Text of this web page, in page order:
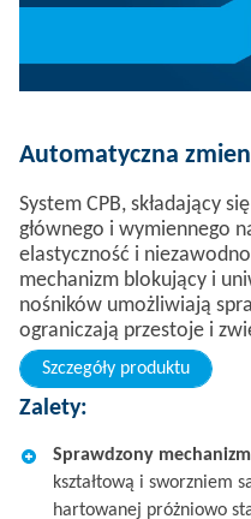
Automatyczna
System CPB, składający
głównego i wymiennego
elastyczność i
mechanizm blokujący i
nośników umożliwiają
ograniczają przestoje i
Szczegóły produktu
Zalety:
Sprawdzony
kształtową i sworzniem
hartowanej próżniowo